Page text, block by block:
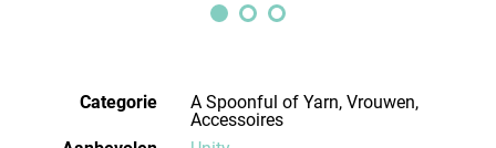
Categorie
A Spoonful of Yarn, Vrouwen,
Accessoires